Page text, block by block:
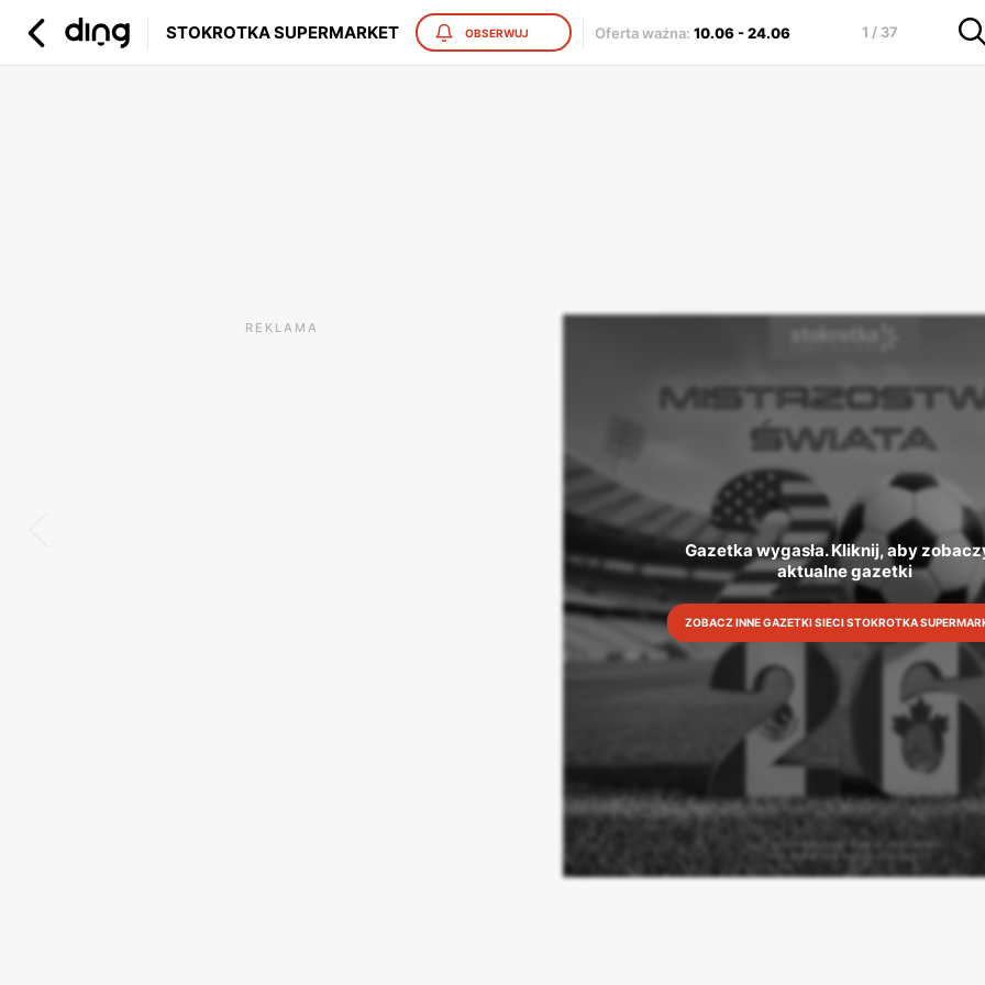
STOKROTKA SUPERMARKET OBSERWUJ Oferta ważna: 10.06-24.06 1 / 37
REKLAMA
Gazetka wygasła. Kliknij, aby
aktualne gazetki
ZOBACZ INNE GAZETKI SIECI STOKROTKA